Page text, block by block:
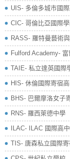
UIS- 多倫多城市國
CIC- 哥倫比亞國際
RASS- 羅特曼藝術
​Fulford Academy-
TAIE- 私立達英國際
HIS- 休倫國際寄宿
BHS- 巴爾摩洛女子
RNS- 羅西萊德中學
ILAC- ILAC 國際高中
TIS- 唐森私立國際